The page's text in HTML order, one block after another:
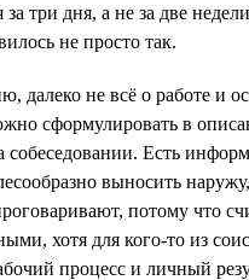
за три дня, а не за две
не просто так.
далеко не всё о работе и
сформулировать в
собеседовании. Есть
выносить
потому что
хотя для кого-то из
процесс и личный